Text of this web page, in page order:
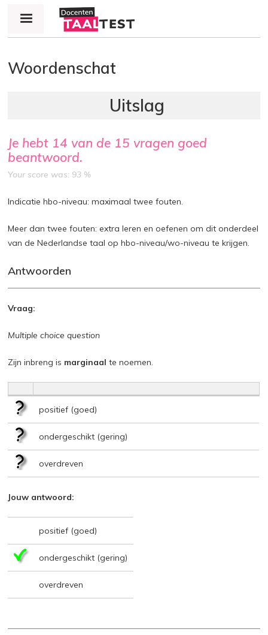
Woordenschat
Je hebt 14 van de 15 vragen goed
beantwoord.
Your score was: 93 %
Indicatie hbo-niveau: maximaal twee fouten.
Meer dan twee fouten: extra leren en oefenen om dit onderdeel
van de Nederlandse taal op hbo-niveau/wo-niveau te krijgen.
Antwoorden
Vraag:
Multiple choice question
Zijn inbreng is marginaal te noemen.
positief (goed)
ondergeschikt (gering)
overdreven
Jouw antwoord:
positief (goed)
ondergeschikt (gering)
overdreven